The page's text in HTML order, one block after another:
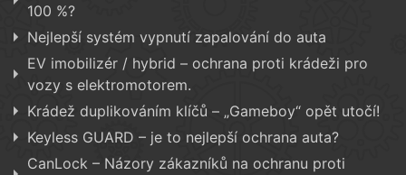
100 %?
Nejlepší systém vypnutí zapalování do auta
EV imobilizér / hybrid – ochrana proti krádeži pro
vozy s elektromotorem.
Krádež duplikováním klíčů – „Gameboy“ opět utočí!
Keyless GUARD – je to nejlepší ochrana auta?
CanLock – Názory zákazníků na ochranu proti